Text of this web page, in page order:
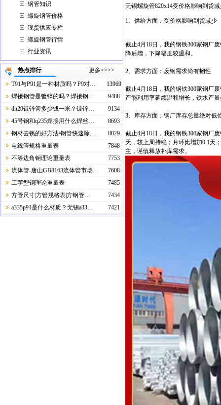
钢管知识
螺旋钢管价格
现货供应专栏
螺旋钢管行情
行业资讯
热点排行
更多>>>>
T91与P91是一种材质吗？P9对…
13969
焊接钢管是镀锌的吗？焊接钢…
9488
dn20镀锌管多少钱一米？镀锌…
9134
45号钢和q235焊接用什么焊丝…
8693
钢材去锈的好方法/钢管快速除…
8029
电线管规格重量表
7848
不等边角钢理论重量表
7753
流体管-唐山GB8163流体管市场…
7608
工字型钢理论重量表
7485
方管尺寸|方管规格表|方钢管…
7434
a335p91是什么材质？无锡a33…
7421
无锡螺旋管820x14受价格影响到货
1、供给方面：受价格影响到货减少
截止4月18日，我的钢铁300家钢厂
降后增，下降幅度较温和。
2、需求方面：废钢需求尚有韧性
截止4月18日，我的钢铁300家钢厂
产能利用率延续温和增长，铁水产
3、库存方面：钢厂库存总量绝对低
截止4月18日，我的钢铁300家钢厂
天，较上周持稳；月环比增加0.1天
主，谨慎释放补库需求。